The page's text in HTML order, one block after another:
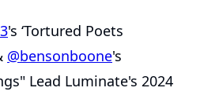
's ‘Tortured Poets
@bensonboone's
Lead Luminate's 2024